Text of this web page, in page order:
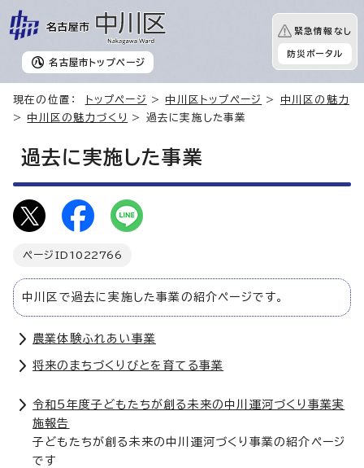
名古屋市 トップページ
緊急情報なし
防災ポータル
現在の位置： トップページ > 中川区トップページ > 中川区の魅力
> 中川区の魅力づくり > 過去に実施した事業
過去に実施した事業
ページID 1022766
中川区で過去に実施した事業の紹介ページです。
農業体験ふれあい事業
将来のまちづくりびとを育てる事業
令和5年度子どもたちが創る未来の中川運河づくり事業実
施報告
子どもたちが創る未来の中川運河づくり事業の紹介ページ
です